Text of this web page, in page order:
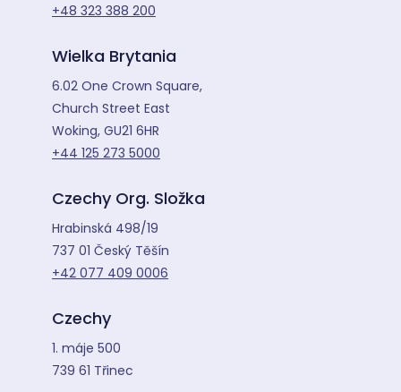
+48 323 388 200
Wielka Brytania
6.02 One Crown Square,
Church Street East
Woking, GU21 6HR
+44 125 273 5000
Czechy Org. Složka
Hrabinská 498/19
737 01 Český Těšín
+42 077 409 0006
Czechy
1. máje 500
739 61 Třinec